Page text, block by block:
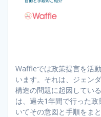
Waffleでは政策提言を活
います。それは、ジェン
構造の問題に起因してい
は、過去1年間で行った
いてその意図と手順をまと